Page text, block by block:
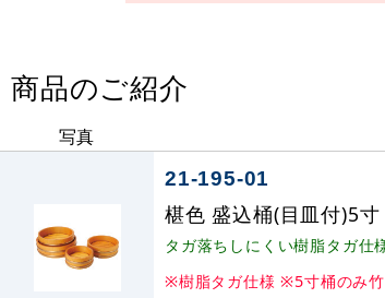
商品のご紹介
写真
21-195-01
椹色 盛込桶(目皿付)5
タガ落ちしにくい樹脂タガ仕
※樹脂タガ仕様 ※5寸桶のみ